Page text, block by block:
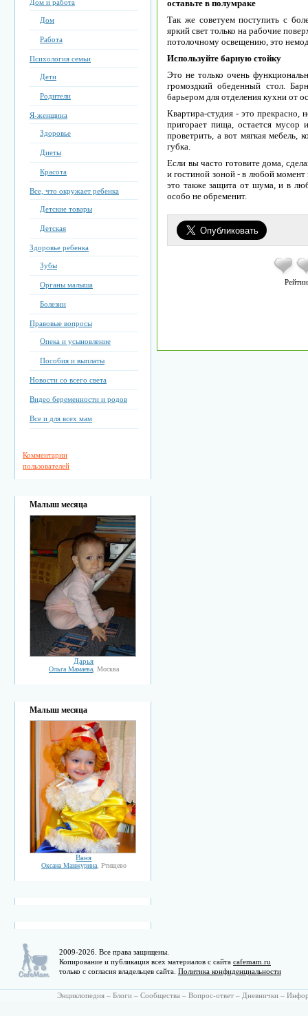
Дом и работа
Дом
Работа
Психология семьи
Дети
Родители
Я-женщина
Здоровье
Диеты
Красота
Все, что окружает ребенка
Детские товары
Детская
Здоровье ребенка
Зубы
Органы малыша
Болезни
Правовые вопросы
Опека и усыновление
Пособия и выплаты
Новости со всего света
Видео беременности и родов
Все и для всех мам
Комментарии
пользователей
Малыш месяца
Дарья
Ольга Мамаева , Москва
Малыш месяца
Ваня
Оксана Манжурина, Ртищево
оставьте в полумраке
Так же советуем поступить с
яркий свет только на рабочие
потолочному освещению, это
Используйте барную стойку
Это не только очень
громоздкий обеденный стол.
барьером для отделения кухни от
Квартира-студия - это
пригорает пища, остается
проветрить, а вот мягкая мебель,
губка.
Если вы часто готовите дома,
и гостиной зоной - в любой
это также защита от шума, и в
особо не обременит.
2009-2026. Все права защищены.
Копирование и публикация всех материалов с сайта cafemam.ru
только с согласия владельцев сайта. Политика конфиденциальности
Энциклопедия – Блоги – Сообщества – Вопрос-ответ – Дневнички –